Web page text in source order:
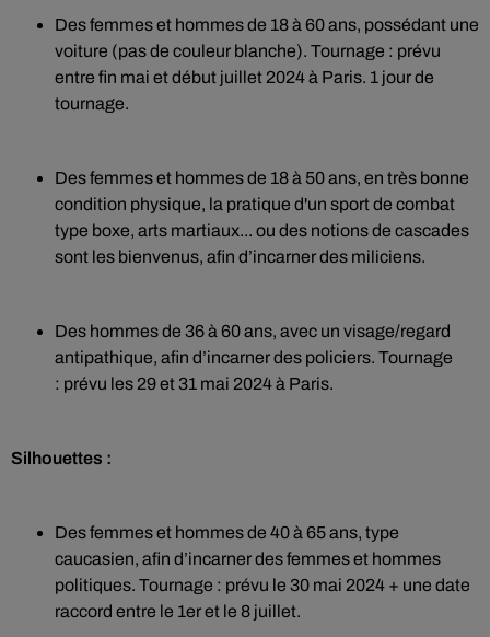
Des femmes et hommes de 18 à 60 ans, possédant une
voiture (pas de couleur blanche). Tournage : prévu
entre fin mai et début juillet 2024 à Paris. 1 jour de
tournage.
Des femmes et hommes de 18 à 50 ans, en très bonne
condition physique, la pratique d'un sport de combat
type boxe, arts martiaux... ou des notions de cascades
sont les bienvenus, afin d’incarner des miliciens.
Des hommes de 36 à 60 ans, avec un visage/regard
antipathique, afin d’incarner des policiers. Tournage
: prévu les 29 et 31 mai 2024 à Paris.
Silhouettes :
Des femmes et hommes de 40 à 65 ans, type
caucasien, afin d’incarner des femmes et hommes
politiques. Tournage : prévu le 30 mai 2024 + une date
raccord entre le 1er et le 8 juillet.